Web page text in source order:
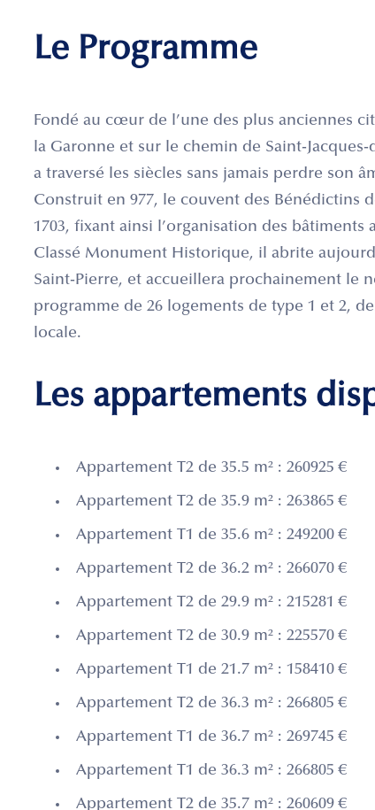
Le Programme
Fondé au cœur de l’une des plus anciennes
la Garonne et sur le chemin de Saint-
a traversé les siècles sans jamais perdre son
Construit en 977, le couvent des Bénédictins
1703, fixant ainsi l’organisation des
Classé Monument Historique, il abrite
Saint-Pierre, et accueillera prochainement le
programme de 26 logements de type 1 et 2,
locale.
Les appartements
Appartement T2 de 35.5 m² : 260925 €
Appartement T2 de 35.9 m² : 263865 €
Appartement T1 de 35.6 m² : 249200 €
Appartement T2 de 36.2 m² : 266070 €
Appartement T2 de 29.9 m² : 215281 €
Appartement T2 de 30.9 m² : 225570 €
Appartement T1 de 21.7 m² : 158410 €
Appartement T2 de 36.3 m² : 266805 €
Appartement T1 de 36.7 m² : 269745 €
Appartement T1 de 36.3 m² : 266805 €
Appartement T2 de 35.7 m² : 260609 €